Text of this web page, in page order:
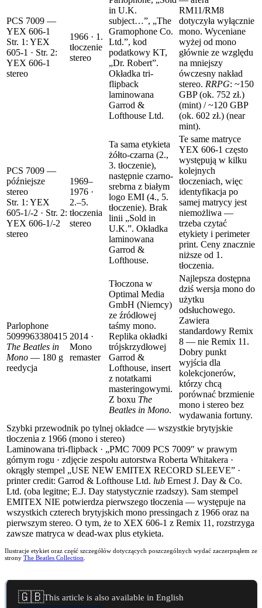
PCS 7009 —
YEX 606-1
Str. 1: YEX
605-1 · Str. 2:
YEX 606-1
stereo
1966 · 1.
tłoczenie
stereo
in U.K.
subject…”, „The
Gramophone Co.
Ltd.”, kod
podatkowy KT,
„Dr. Robert”.
Okładka tri-
flipback
laminowana
Garrod &
Lofthouse Ltd.
RM11/RM8
dotyczyła wyłącznie
mono. Wyceniane
wyżej od mono
głównie ze względu
na mniejszy
ówczesny nakład
stereo. RRPG: ~150
GBP(ok. 752 zł.)
(mint) / ~120 GBP
(ok. 602 zł.) (near
mint).
PCS 7009 —
późniejsze
stereo
Str. 1: YEX
605-1/-2 · Str. 2:
YEX 606-1/-2
stereo
1969–
1976 ·
2.–5.
tłoczenia
stereo
Ta sama etykieta
żółto-czarna (2.,
3. tłoczenie),
następnie czarno-
srebrna z białym
logo EMI (4., 5.
tłoczenie). Brak
linii „Sold in
U.K.”. Okładka
laminowana
Garrod &
Lofthouse.
Te same matryce
YEX 606-1 często
występują w kilku
kolejnych
tłoczeniach, więc
identyfikacja po
samej matrycy jest
niemożliwa —
trzeba czytać
etykiety i perimeter
print. Ceny znacznie
niższe od 1.
tłoczenia.
Parlophone
5099963380415
The Beatles in
Mono — 180 g
reedycja
2014 ·
Mono
remaster
Tłoczona w
Optimal Media
GmbH (Niemcy)
ze źródłowej
taśmy mono.
Replika okładki
trójskrzydłowej
Garrod &
Lofthouse, insert
z notatkami
masteringowymi.
Z boxu The
Beatles in Mono.
Najlepsza dostępna
dziś wersja mono do
użytku
odsłuchowego.
Zawiera
standardowy Remix
8 — nie Remix 11.
Dobry punkt
wyjścia dla
kolekcjonerów,
którzy chcą
porównać brzmienie
mono i stereo bez
wydawania fortuny.
Szybki przewodnik po tylnej okładce — wszystkie brytyjskie
tłoczenia z 1966 (mono i stereo)
Laminowana tri-flipback · „PMC 7009 PCS 7009″ w prawym
górnym rogu · zdjęcie zespołu autorstwa Roberta Whitakera ·
okrągły stempel „USE NEW EMITEX RECORD SLEEVE” ·
printer credit: Garrod & Lofthouse Ltd. lub Ernest J. Day & Co.
Ltd. (oba legitne; E.J. Day statystycznie rzadszy). Sam stempel
EMITEX NIE potwierdza pierwszego tłoczenia — występuje na
wszystkich czterech brytyjskich mono pressingach z 1966 oraz na
pierwszym stereo. O tym, że to XEX 606-1 z Remix 11, rozstrzyga
zawsze matryca w dead-wax plus etykieta.
Ilustracje etykiet oraz część szczegółów dotyczących poszczególnych wydać zaczerpnąłem ze
strony The Beatles Collection.
🇬🇧This article is also available in English